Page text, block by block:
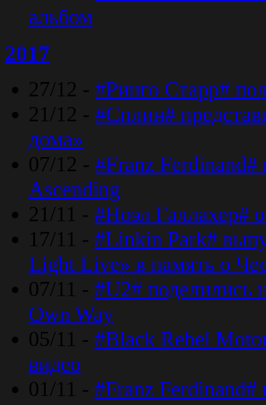
альбом
2017
27/12 - #Ринго Старр#
21/12 - #Сплин#
дома»
07/12 - #Franz
Ascending
21/11 - #Ноэл Галлахер#
17/11 - #Linkin Park#
Light Live» в память о
07/11 - #U2#
Own Way
05/11 - #Black Rebel
видео
01/11 - #Franz Ferdinand#